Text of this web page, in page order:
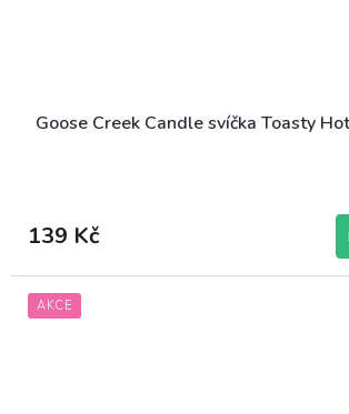
Goose Creek Candle svíčka Toasty
produktu
je
z
5
139 Kč
AKCE